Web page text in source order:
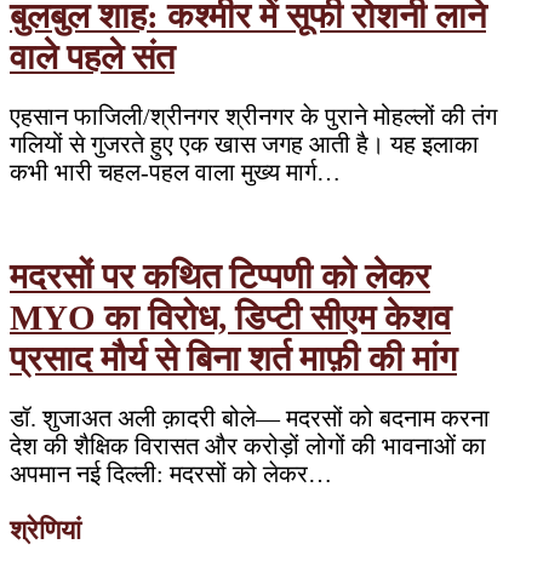
बुलबुल शाह: कश्मीर में सूफी रोशनी लाने
वाले पहले संत
एहसान फाजिली/श्रीनगर श्रीनगर के पुराने मोहल्लों की तंग
गलियों से गुजरते हुए एक खास जगह आती है। यह इलाका
कभी भारी चहल-पहल वाला मुख्य मार्ग…
मदरसों पर कथित टिप्पणी को लेकर
MYO का विरोध, डिप्टी सीएम केशव
प्रसाद मौर्य से बिना शर्त माफ़ी की मांग
डॉ. शुजाअत अली क़ादरी बोले— मदरसों को बदनाम करना
देश की शैक्षिक विरासत और करोड़ों लोगों की भावनाओं का
अपमान नई दिल्ली: मदरसों को लेकर…
श्रेणियां